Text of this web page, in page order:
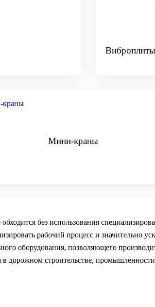
Виброплиты
Мини-краны
без использования
рабочий процесс и значительно
оборудования, позволяющего
в дорожном строительстве,